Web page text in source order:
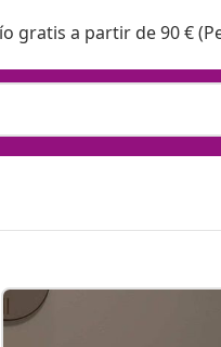
gratis a partir de 90 €